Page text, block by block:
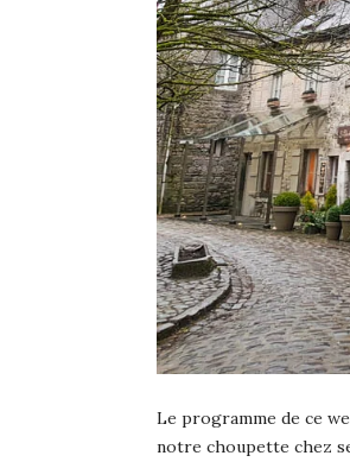
Le programme de ce
notre choupette chez